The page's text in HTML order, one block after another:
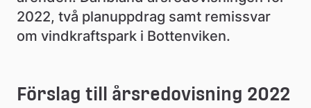
u
n
2022, två planuppdrag samt remissvar
om vindkraftspark i Bottenviken.
Förslag till årsredovisning 2022